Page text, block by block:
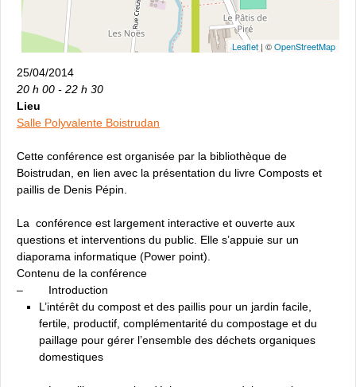
Leaflet | ©OpenStreetMap
25/04/2014
20 h 00 - 22 h 30
Lieu
Salle Polyvalente Boistrudan
Cette conférence est organisée par la bibliothèque de
Boistrudan, en lien avec la présentation du livre Composts et
paillis de Denis Pépin.
La conférence est largement interactive et ouverte aux
questions et interventions du public. Elle s’appuie sur un
diaporama informatique (Power point).
Contenu de la conférence
– Introduction
L’intérêt du compost et des paillis pour un jardin facile,
fertile, productif, complémentarité du compostage et du
paillage pour gérer l’ensemble des déchets organiques
domestiques